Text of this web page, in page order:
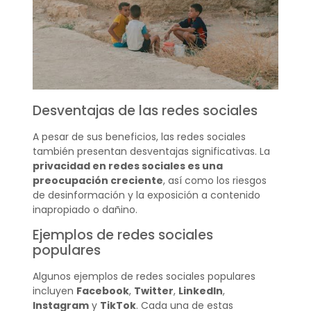
Desventajas de las redes sociales
A pesar de sus beneficios, las redes sociales
también presentan desventajas significativas. La
privacidad en redes sociales es una
preocupación creciente, así como los riesgos
de desinformación y la exposición a contenido
inapropiado o dañino.
Ejemplos de redes sociales
populares
Algunos ejemplos de redes sociales populares
incluyen Facebook, Twitter, LinkedIn,
Instagramy TikTok. Cada una de estas